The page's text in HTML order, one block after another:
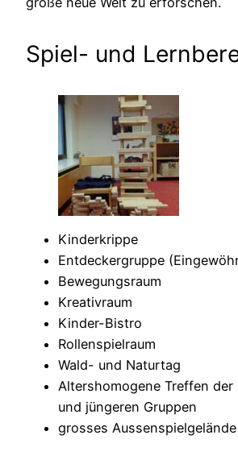
Spiel- und
Kinderkrippe
Entdeckergruppe
Bewegungsraum
Kreativraum
Kinder-Bistro
Rollenspielraum
Wald- und Naturtag
Altershomogene Treffen der
und jüngeren Gruppen
grosses Aussenspielgelände